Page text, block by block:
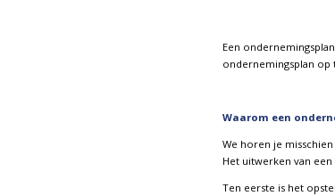
Een
ondernemingsplan op
Waarom een
We horen je
Het uitwerken van
Ten eerste is het